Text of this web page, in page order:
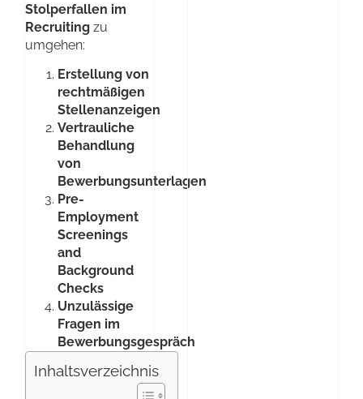
Stolperfallen im
Recruiting zu
umgehen:
Erstellung von
rechtmäßigen
Stellenanzeigen
Vertrauliche
Behandlung
von
Bewerbungsunterlagen
Pre-
Employment
Screenings
and
Background
Checks
Unzulässige
Fragen im
Bewerbungsgespräch
Inhaltsverzeichnis